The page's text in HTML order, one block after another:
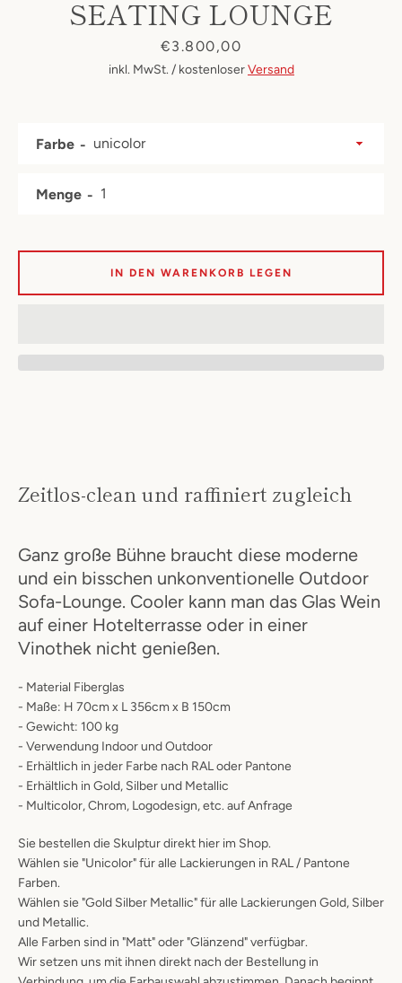
FacebookInstagram
SEATING LOUNGE
Preis
€3.800,00
inkl. MwSt. / kostenloserVersand
Zeitlos-clean und raffiniert zugleich
Ganz große Bühne braucht diese moderne
und ein bisschen unkonventionelle Outdoor
Sofa-Lounge. Cooler kann man das Glas Wein
auf einer Hotelterrasse oder in einer
Vinothek nicht genießen.
- Material Fiberglas
- Maße: H 70cm x L 356cm x B 150cm
- Gewicht: 100 kg
- Verwendung Indoor und Outdoor
- Erhältlich in jeder Farbe nach RAL oder Pantone
- Erhältlich in Gold, Silber und Metallic
- Multicolor, Chrom, Logodesign, etc. auf Anfrage
Sie bestellen die Skulptur direkt hier im Shop.
Wählen sie "Unicolor" für alle Lackierungen in RAL / Pantone
Farben.
Wählen sie "Gold Silber Metallic" für alle Lackierungen Gold, Silber
und Metallic.
Alle Farben sind in "Matt" oder "Glänzend" verfügbar.
Wir setzen uns mit ihnen direkt nach der Bestellung in
Farbe
Menge
IN DEN WARENKORB LEGEN